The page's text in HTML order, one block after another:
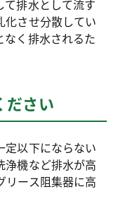
て排水として流す
化させ分散してい
なく排水されるた
ださい
定以下にならない
浄機など排水が高
リース阻集器に高